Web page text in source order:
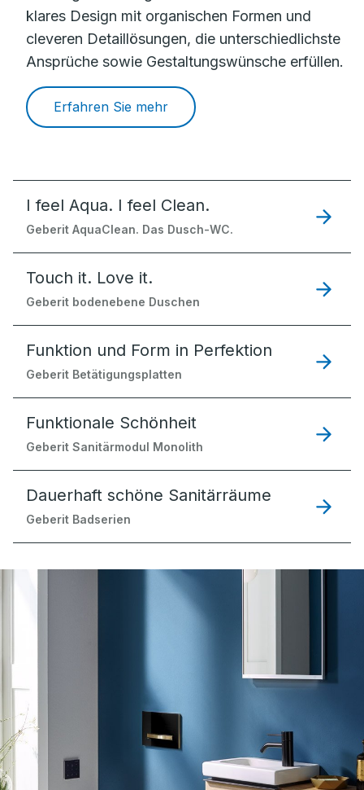
klares Design mit organischen Formen und
cleveren Detaillösungen, die unterschiedlichste
Ansprüche sowie Gestaltungswünsche erfüllen.
Erfahren Sie mehr
I feel Aqua. I feel Clean.
Geberit AquaClean. Das Dusch-WC.
Touch it. Love it.
Geberit bodenebene Duschen
Funktion und Form in Perfektion
Geberit Betätigungsplatten
Funktionale Schönheit
Geberit Sanitärmodul Monolith
Dauerhaft schöne Sanitärräume
Geberit Badserien